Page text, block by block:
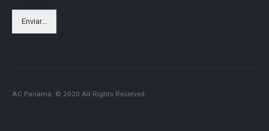
Enviar...
AC Panamá. © 2020 All Rights Reserved.